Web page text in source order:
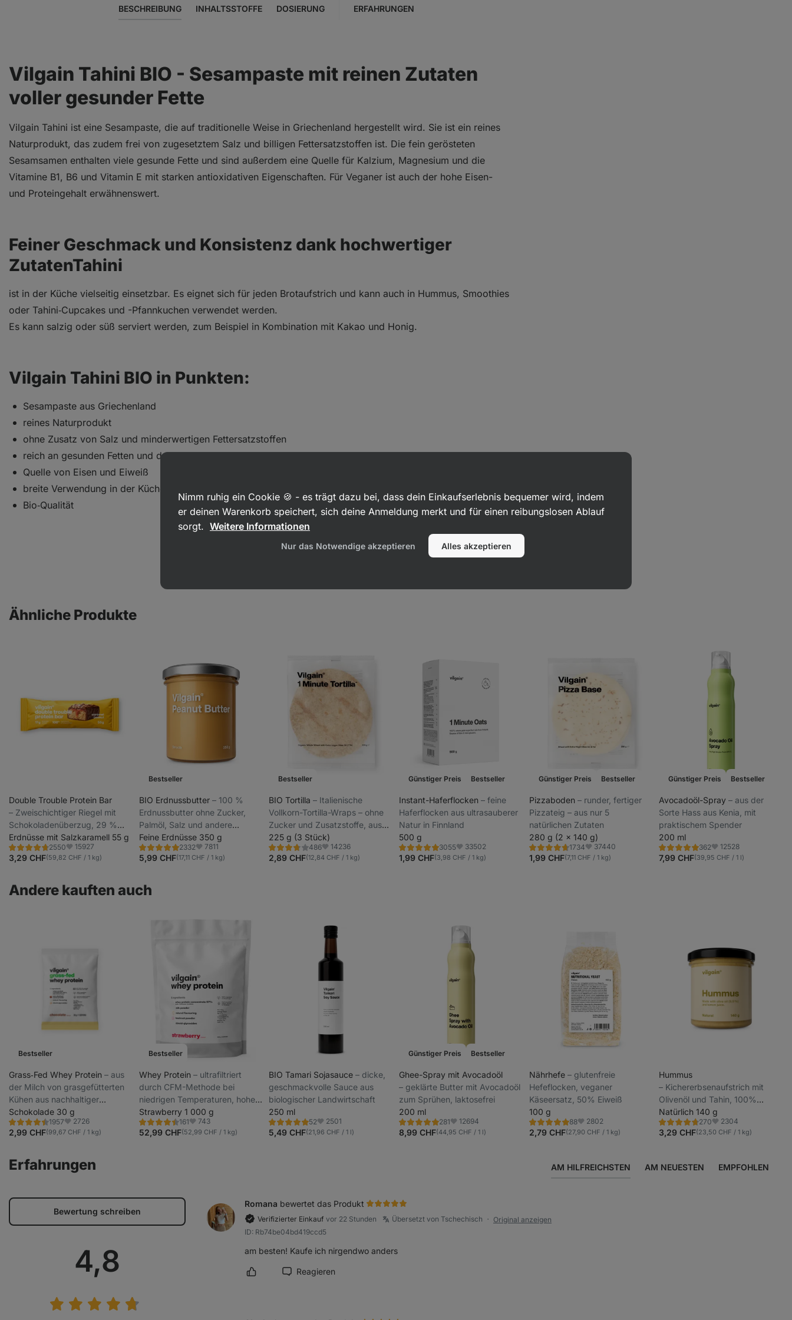
BESCHREIBUNG INHALTSSTOFFE DOSIERUNG ERFAHRUNGEN
Vilgain Tahini BIO - Sesampaste mit reinen Zutaten
voller gesunder Fette
Vilgain Tahini ist eine Sesampaste, die auf traditionelle Weise in Griechenland hergestellt wird. Sie ist ein reines
Naturprodukt, das zudem frei von zugesetztem Salz und billigen Fettersatzstoffen ist. Die fein gerösteten
Sesamsamen enthalten viele gesunde Fette und sind außerdem eine Quelle für Kalzium, Magnesium und die
Vitamine B1, B6 und Vitamin E mit starken antioxidativen Eigenschaften. Für Veganer ist auch der hohe Eisen-
und Proteingehalt erwähnenswert.
Feiner Geschmack und Konsistenz dank hochwertiger
ZutatenTahini
ist in der Küche vielseitig einsetzbar. Es eignet sich für jeden Brotaufstrich und kann auch in Hummus, Smoothies
oder Tahini‑Cupcakes und -Pfannkuchen verwendet werden.
Es kann salzig oder süß serviert werden, zum Beispiel in Kombination mit Kakao und Honig.
Vilgain Tahini BIO in Punkten:
Sesampaste aus Griechenland
reines Naturprodukt
ohne Zusatz von Salz und minderwertigen Fettersatzstoffen
reich an gesunden Fetten und den Vitaminen B1, B6 und E
Quelle von Eisen und Eiweiß
breite Verwendung in der Küche
Bio‑Qualität
Ähnliche Produkte
Double Trouble Protein Bar
⁠–⁠ Zweischichtiger Riegel mit
Schokoladenüberzug, 29 %
hochwertiges Eiweiß, ohne
Konservierungsstoffe und
Farbstoffe
Erdnüsse mit Salzkaramell 55 g
2550
Bewertung
4.7/5,
2550
Favoriten
15927
3,29 CHF(59,82 CHF / 1 kg)
Bestseller
BIO Erdnussbutter ⁠–⁠ 100 %
Erdnussbutter ohne Zucker,
Palmöl, Salz und andere
Zusatzstoffe
Feine Erdnüsse 350 g
2332
Bewertung
4.8/5,
2332
Favoriten
7811
5,99 CHF(17,11 CHF / 1 kg)
Bestseller
BIO Tortilla⁠–⁠ Italienische
Vollkorn-Tortilla-Wraps – ohne
Zucker und Zusatzstoffe, aus
nur 6 natürlichen Zutaten
225 g (3 Stück)
486
Bewertung
3.8/5,
486
Favoriten
14236
2,89 CHF(12,84 CHF / 1 kg)
Günstiger Preis Bestseller
Instant-Haferflocken ⁠–⁠ feine
Haferflocken aus ultrasauberer
Natur in Finnland
500 g
3055
Bewertung
4.9/5,
3055
Favoriten
33502
1,99 CHF(3,98 CHF / 1 kg)
Günstiger Preis Bestseller
Pizzaboden ⁠–⁠ runder, fertiger
Pizzateig – aus nur 5
natürlichen Zutaten
280 g (2 x 140 g)
1734
Bewertung
4.8/5,
1734
Favoriten
37440
1,99 CHF(7,11 CHF / 1 kg)
Günstiger Preis Bestseller
Avocadoöl-Spray⁠–⁠ aus der
Sorte Hass aus Kenia, mit
praktischem Spender
200 ml
362
Bewertung
4.9/5,
362
Favoriten
12528
7,99 CHF(39,95 CHF / 1 l)
Andere kauften auch
Bestseller
Grass‑Fed Whey Protein ⁠–⁠ aus
der Milch von grasgefütterten
Kühen aus nachhaltiger
Haltung, mit Stevia gesüßt,
ultrafiltriert bei niedrigen
Temperaturen
Schokolade 30 g
1957
Bewertung
4.4/5,
1957
Favoriten
2726
2,99 CHF(99,67 CHF / 1 kg)
Bestseller
Whey Protein ⁠–⁠ ultrafiltriert
durch CFM-Methode bei
niedrigen Temperaturen, hoher
Protein- und BCAA-Gehalt,
gesüßt mit Steviolglykosiden
Strawberry 1 000 g
161
Bewertung
4.5/5,
161
Favoriten
743
52,99 CHF(52,99 CHF / 1 kg)
BIO Tamari Sojasauce⁠–⁠ dicke,
geschmackvolle Sauce aus
biologischer Landwirtschaft
250 ml
52
Bewertung
4.8/5,
52
Favoriten
2501
5,49 CHF(21,96 CHF / 1 l)
Günstiger Preis Bestseller
Ghee-Spray mit Avocadoöl
⁠–⁠ geklärte Butter mit Avocadoöl
zum Sprühen, laktosefrei
200 ml
281
Bewertung
4.9/5,
281
Favoriten
12694
8,99 CHF(44,95 CHF / 1 l)
Nährhefe ⁠–⁠ glutenfreie
Hefeflocken, veganer
Käseersatz, 50% Eiweiß
100 g
88
Bewertung
4.8/5,
88
Favoriten
2802
2,79 CHF(27,90 CHF / 1 kg)
Hummus
⁠–⁠ Kichererbsenaufstrich mit
Olivenöl und Tahin, 100%
natürliche Zusammensetzung
ohne künstliche Zusatzstoffe,
cremige Textur und feiner
Natürlich 140 g
270
Bewertung
4.6/5,
270
Favoriten
2304
3,29 CHF(23,50 CHF / 1 kg)
Erfahrungen AM HILFREICHSTEN AM NEUESTEN EMPFOHLEN
Bewertung schreiben
Durchschnittliche
Bewertung:
4,8
Romana bewertet das Produkt
Verifizierter Einkauf vor 22 Stunden Übersetzt von Tschechisch ●
Original anzeigen
ID: Rb74be04bd419ccd5
am besten! Kaufe ich nirgendwo anders
Rezension als hilfreich markieren
Reagieren
Nimm ruhig ein Cookie 🍪 - es trägt dazu bei, dass dein Einkaufserlebnis bequemer wird, indem
er deinen Warenkorb speichert, sich deine Anmeldung merkt und für einen reibungslosen Ablauf
sorgt. Weitere Informationen
Nur das Notwendige akzeptieren Alles akzeptieren